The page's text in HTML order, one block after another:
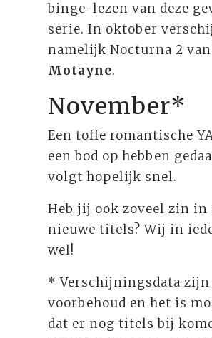
binge-lezen van deze
serie. In oktober
namelijk Nocturna 2 van
Motayne.
November*
Een toffe romantische
een bod op hebben
volgt hopelijk snel.
Heb jij ook zoveel zin in
nieuwe titels? Wij in
wel!
* Verschijningsdata zijn
voorbehoud en het is
dat er nog titels bij